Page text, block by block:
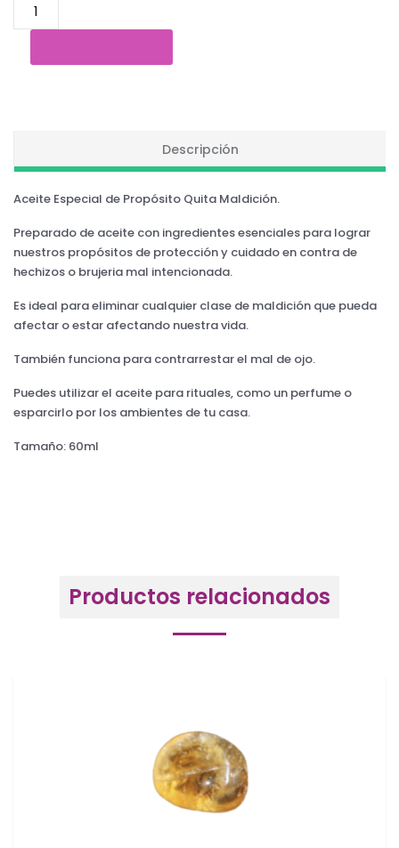
Descripción
Aceite Especial de Propósito Quita Maldición.
Preparado de aceite con ingredientes esenciales para lograr
nuestros propósitos de protección y cuidado en contra de
hechizos o brujeria mal intencionada.
Es ideal para eliminar cualquier clase de maldición que pueda
afectar o estar afectando nuestra vida.
También funciona para contrarrestar el mal de ojo.
Puedes utilizar el aceite para rituales, como un perfume o
esparcirlo por los ambientes de tu casa.
Tamaño: 60ml
Productos relacionados